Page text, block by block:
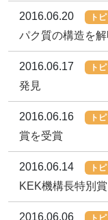
2016.06.20 ト
パク質の構造を解
2016.06.17 ト
発見
2016.06.16 ト
賞を受賞
2016.06.14 ト
KEK機構長特別
2016.06.06 ト